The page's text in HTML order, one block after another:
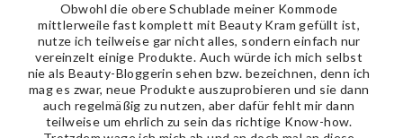
Obwohl die obere Schublade meiner Kommode
mittlerweile fast komplett mit Beauty Kram gefüllt ist,
nutze ich teilweise gar nicht alles, sondern einfach nur
vereinzelt einige Produkte. Auch würde ich mich selbst
nie als Beauty-Bloggerin sehen bzw. bezeichnen, denn ich
mag es zwar, neue Produkte auszuprobieren und sie dann
auch regelmäßig zu nutzen, aber dafür fehlt mir dann
teilweise um ehrlich zu sein das richtige Know-how.